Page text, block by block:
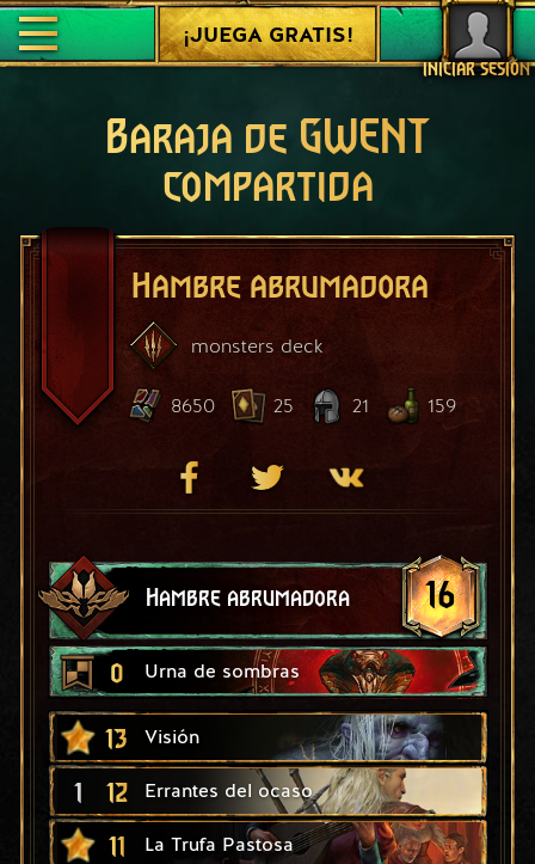
INICIAR SESIÓN
¡JUEGA GRATIS!
Baraja de GWENT
compartida
Hambre abrumadora
monsters deck
8650 25 21 159
Hambre abrumadora 16
0 Urna de sombras
13 Visión
1 12 Errantes del ocaso
11 La Trufa Pastosa